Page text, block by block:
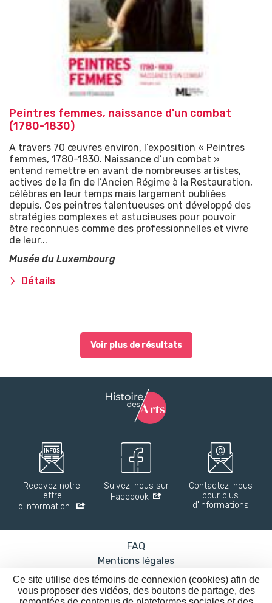
Peintres femmes, naissance d'un combat
(1780-1830)
A travers 70 œuvres environ, l’exposition « Peintres
femmes, 1780-1830. Naissance d’un combat »
entend remettre en avant de nombreuses artistes,
actives de la fin de l’Ancien Régime à la Restauration,
célèbres en leur temps mais largement oubliées
depuis. Ces peintres talentueuses ont développé des
stratégies complexes et astucieuses pour pouvoir
être reconnues comme des professionnelles et vivre
de leur...
Musée du Luxembourg
Détails
Voir plus de résultats
Recevez notre
lettre
d'information
Suivez-nous sur
Facebook
Contactez-nous
pour plus
d'informations
FAQ
Mentions légales
Accessibilité : partiellement conforme
Nos affiches
Ce site utilise des témoins de connexion (cookies) afin de
vous proposer des vidéos, des boutons de partage, des